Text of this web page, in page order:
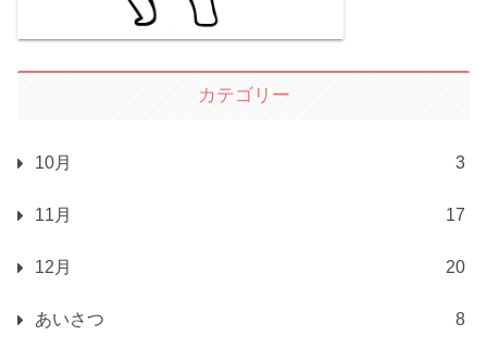
カテゴリー
10月 3
11月 17
12月 20
あいさつ 8